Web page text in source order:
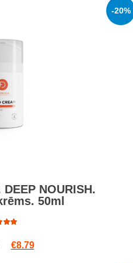
-20%
DEEP NOURISH.
50ml
out
Original price was: €10.99.
€8.79Current price is: €8.79.